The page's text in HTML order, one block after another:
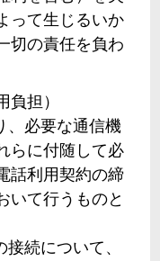
って生じるいか
切の責任を負わ
担）
、必要な通信機
らに付随して必
話利用契約の締
いて行うものと
続について、